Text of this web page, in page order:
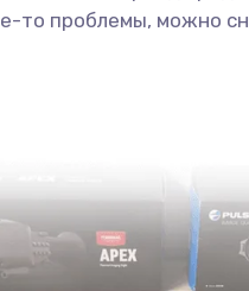
то проблемы, можно